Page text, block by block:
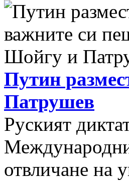
Путин
Патрушев
Руският
отвличане на